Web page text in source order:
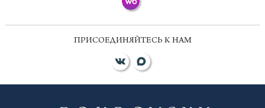
ПРИСОЕДИНЯЙТЕСЬ К НАМ